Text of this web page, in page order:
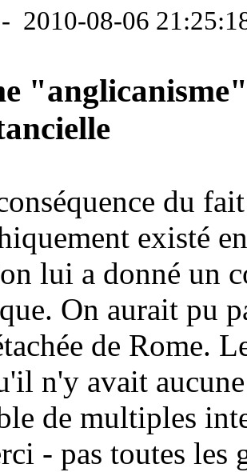
- 2010-08-06
du
existé
lui a donné un
On aurait pu
de Rome.
n'y avait
de multiples
- pas toutes les